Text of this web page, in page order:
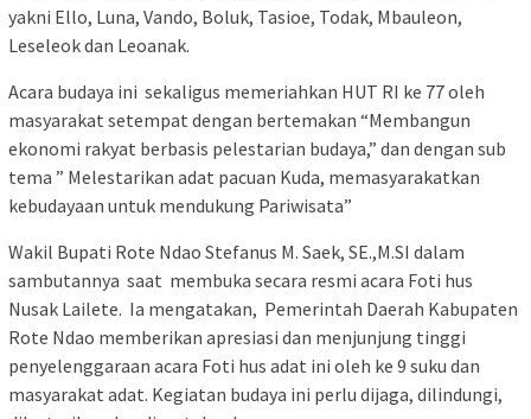
yakni Ello, Luna, Vando, Boluk, Tasioe, Todak, Mbauleon,
Leseleok dan Leoanak.
Acara budaya ini sekaligus memeriahkan HUT RI ke 77 oleh
masyarakat setempat dengan bertemakan “Membangun
ekonomi rakyat berbasis pelestarian budaya,” dan dengan sub
tema ” Melestarikan adat pacuan Kuda, memasyarakatkan
kebudayaan untuk mendukung Pariwisata”
Wakil Bupati Rote Ndao Stefanus M. Saek, SE.,M.SI dalam
sambutannya saat membuka secara resmi acara Foti hus
Nusak Lailete. Ia mengatakan, Pemerintah Daerah Kabupaten
Rote Ndao memberikan apresiasi dan menjunjung tinggi
penyelenggaraan acara Foti hus adat ini oleh ke 9 suku dan
masyarakat adat. Kegiatan budaya ini perlu dijaga, dilindungi,